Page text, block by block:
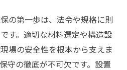
の第一歩は、法令や規格に則
す。適切な材料選定や構造設
場の安全性を根本から支えま
守の徹底が不可欠です。設置